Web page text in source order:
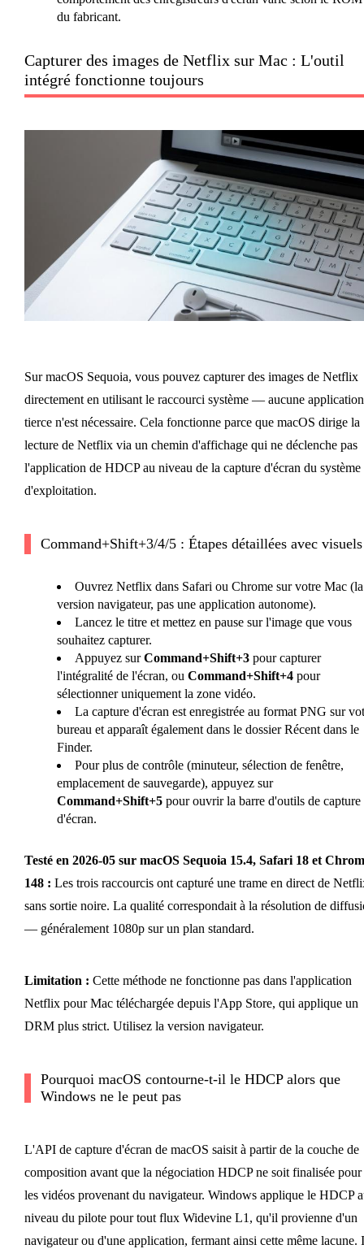
du fabricant.
Capturer des images de Netflix sur Mac : L'outil
intégré fonctionne toujours
Sur macOS Sequoia, vous pouvez capturer des images de Netflix
directement en utilisant le raccourci système — aucune application
tierce n'est nécessaire. Cela fonctionne parce que macOS dirige la
lecture de Netflix via un chemin d'affichage qui ne déclenche pas
l'application de HDCP au niveau de la capture d'écran du système
d'exploitation.
Command+Shift+3/4/5 : Étapes détaillées avec visuels
Ouvrez Netflix dans Safari ou Chrome sur votre Mac (la
version navigateur, pas une application autonome).
Lancez le titre et mettez en pause sur l'image que vous
souhaitez capturer.
Appuyez surCommand+Shift+3pour capturer
l'intégralité de l'écran, ou Command+Shift+4pour
sélectionner uniquement la zone vidéo.
La capture d'écran est enregistrée au format PNG sur
bureau et apparaît également dans le dossier Récent dans le
Finder.
Pour plus de contrôle (minuteur, sélection de fenêtre,
emplacement de sauvegarde), appuyez sur
Command+Shift+5pour ouvrir la barre d'outils de capture
d'écran.
Testé en 2026-05 sur macOS Sequoia 15.4, Safari 18 et
148 : Les trois raccourcis ont capturé une trame en direct de
sans sortie noire. La qualité correspondait à la résolution de
— généralement 1080p sur un plan standard.
Limitation : Cette méthode ne fonctionne pas dans l'application
Netflix pour Mac téléchargée depuis l'App Store, qui applique un
DRM plus strict. Utilisez la version navigateur.
Pourquoi macOS contourne-t-il le HDCP alors que
Windows ne le peut pas
L'API de capture d'écran de macOS saisit à partir de la couche de
composition avant que la négociation HDCP ne soit finalisée pour
les vidéos provenant du navigateur. Windows applique le HDCP
niveau du pilote pour tout flux Widevine L1, qu'il provienne d'un
navigateur ou d'une application, fermant ainsi cette même lacune.